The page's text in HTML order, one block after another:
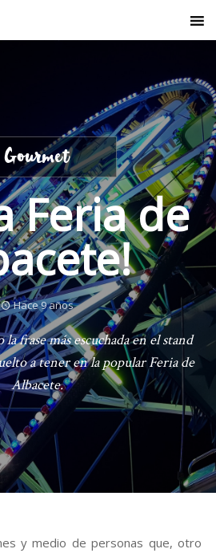
Gourmet
Feria de
Hace 9 años
la frase más escuchada en el stand
a tener en la popular Feria de
Albacete.
y medio de personas que, otro